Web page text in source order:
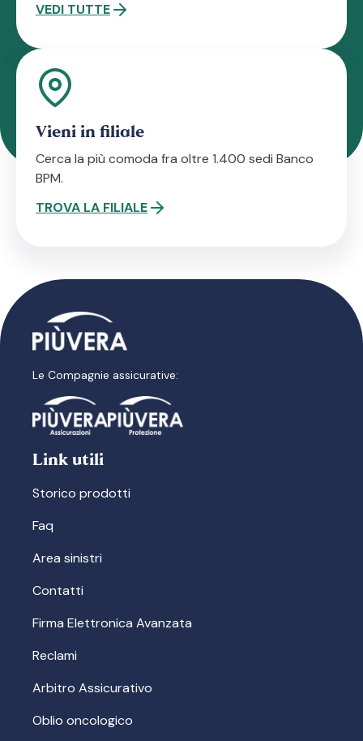
VEDI TUTTE
Vieni in filiale
Cerca la più comoda fra oltre 1.400 sedi Banco
BPM.
TROVA LA FILIALE
Le Compagnie assicurative:
Link utili
Storico prodotti
Faq
Area sinistri
Contatti
Firma Elettronica Avanzata
Reclami
Arbitro Assicurativo
Oblio oncologico